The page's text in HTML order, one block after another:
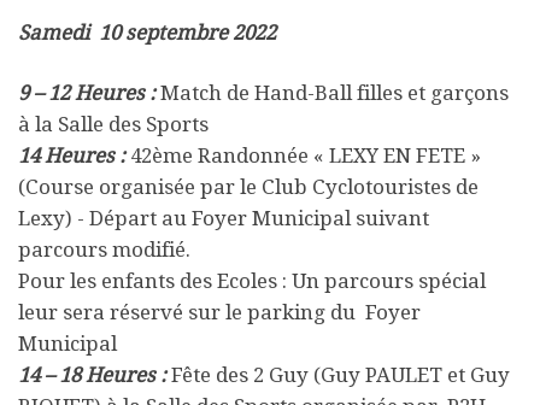
Samedi 10 septembre 2022
9 – 12 Heures :Match de Hand-Ball filles et garçons
à la Salle des Sports
14 Heures :42ème Randonnée « LEXY EN FETE »
(Course organisée par le Club Cyclotouristes de
Lexy) - Départ au Foyer Municipal suivant
parcours modifié.
Pour les enfants des Ecoles : Un parcours spécial
leur sera réservé sur le parking du Foyer
Municipal
14 – 18 Heures :Fête des 2 Guy (Guy PAULET et Guy